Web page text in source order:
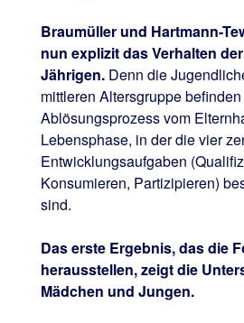
Braumüller und Hartmann-
nun explizit das Verhalten
Jährigen. Denn die
mittleren Altersgruppe
Ablösungsprozess vom
Lebensphase, in der die vier
Entwicklungsaufgaben
Konsumieren, Partizipieren)
sind.
Das erste Ergebnis, das die
herausstellen, zeigt die
Mädchen und Jungen.